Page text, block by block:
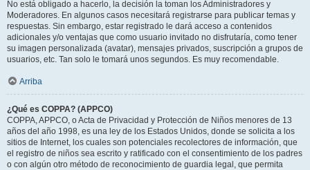
No está obligado a hacerlo, la decisión la toman los Administradores y
Moderadores. En algunos casos necesitará registrarse para publicar temas y
respuestas. Sin embargo, estar registrado le dará acceso a contenidos
adicionales y/o ventajas que como usuario invitado no disfrutaría, como tener
su imagen personalizada (avatar), mensajes privados, suscripción a grupos de
usuarios, etc. Tan solo le tomará unos segundos. Es muy recomendable.
Arriba
¿Qué es COPPA? (APPCO)
COPPA, APPCO, o Acta de Privacidad y Protección de Niños menores de 13
años del año 1998, es una ley de los Estados Unidos, donde se solicita a los
sitios de Internet, los cuales son potenciales recolectores de información, que
el registro de niños sea escrito y ratificado con el consentimiento de los padres
o con algún otro método de reconocimiento de guardia legal, que permita